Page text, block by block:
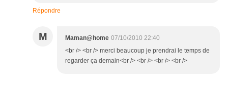
Répondre
M Maman@home 07/10/2010 22:40
<br /> <br /> merci beaucoup je prendrai le temps de
regarder ça demain<br /> <br /> <br /> <br />